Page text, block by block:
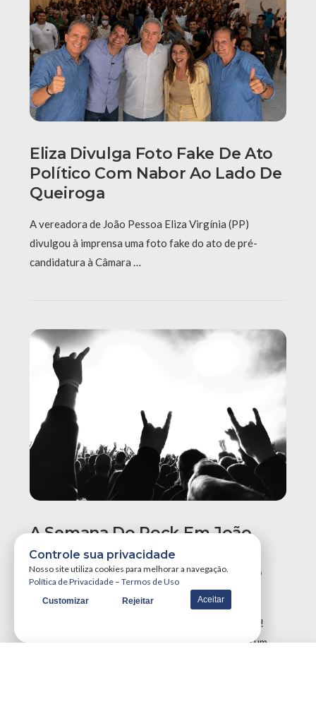
Eliza Divulga Foto Fake De Ato
Político Com Nabor Ao Lado De
Queiroga
A vereadora de João Pessoa Eliza Virgínia (PP)
divulgou à imprensa uma foto fake do ato de pré-
candidatura à Câmara …
A Semana Do Rock Em João
Pessoa Promete Um Dos
Maiores Finais De Semana Do
A Semana do Rock em João Pessoa tá destruidora!
Simplesmente teremos três grandes eventos em um
Controle sua privacidade
Nosso site utiliza cookies para melhorar a navegação.
Política de Privacidade – Termos de Uso
Customizar Rejeitar Aceitar